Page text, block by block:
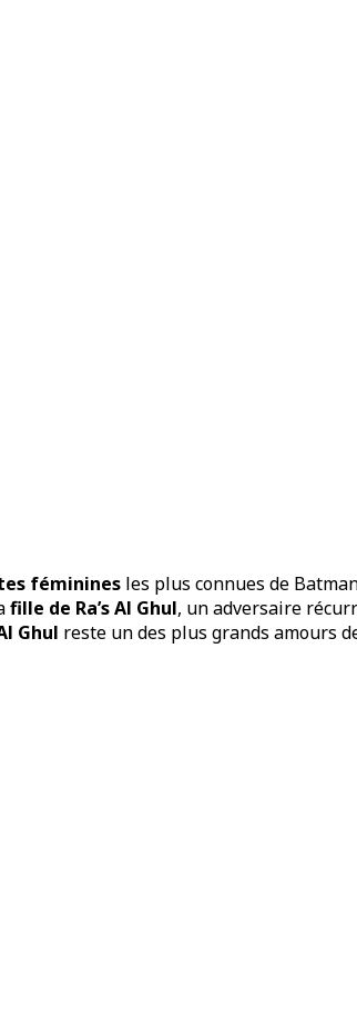
féminines les plus connues de
fille de Ra’s Al Ghul, un adversaire
Ghul reste un des plus grands amours